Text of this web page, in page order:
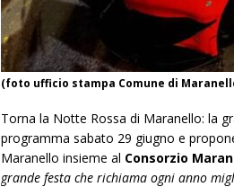
(foto ufficio stampa Comune di
Torna la Notte Rossa di Maranello: la
programma sabato 29 giugno e
Maranello insieme al Consorzio
grande festa che richiama ogni anno